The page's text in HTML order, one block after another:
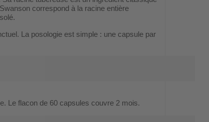
correspond à la racine entière
La posologie est simple : une capsule par
Le flacon de 60 capsules couvre 2 mois.